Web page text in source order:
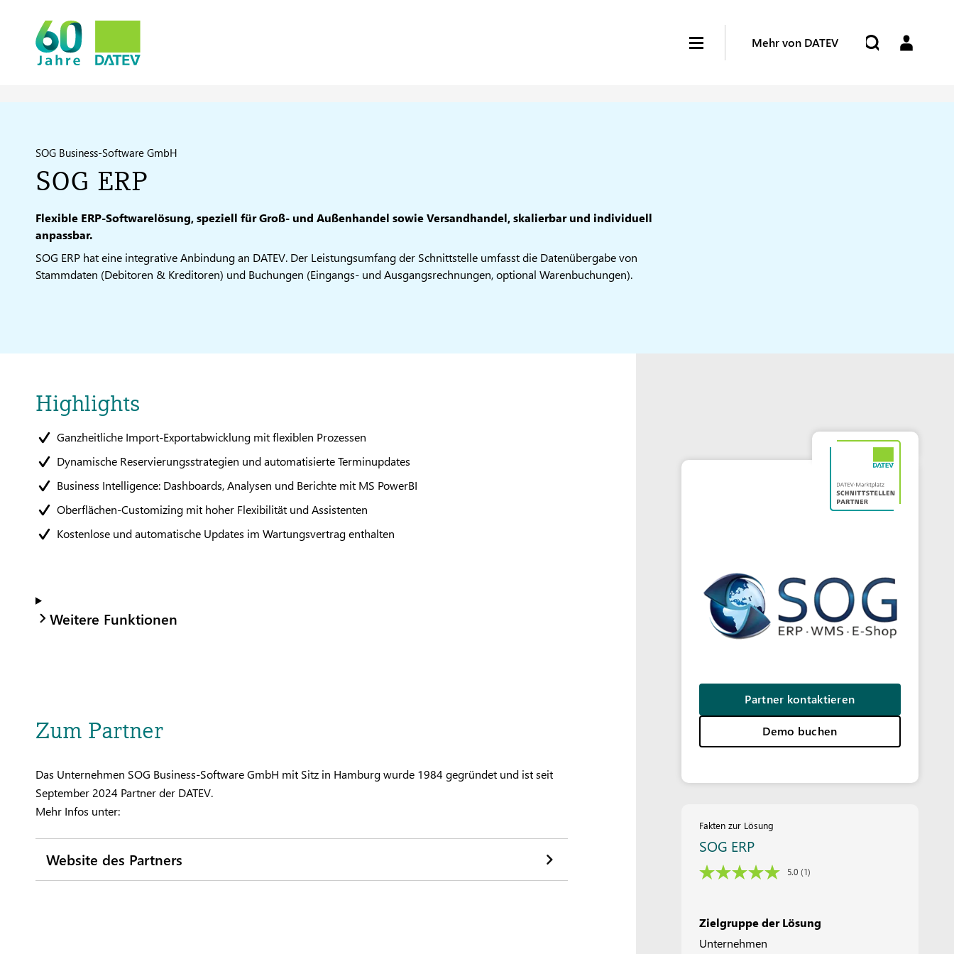
Mehr von DATEV
SOG Business-Software GmbH
SOG ERP
Flexible ERP-Softwarelösung, speziell für Groß- und Außenhandel sowie Versandhandel, skalierbar und individuell
anpassbar.
SOG ERP hat eine integrative Anbindung an DATEV. Der Leistungsumfang der Schnittstelle umfasst die Datenübergabe von
Stammdaten (Debitoren & Kreditoren) und Buchungen (Eingangs- und Ausgangsrechnungen, optional Warenbuchungen).
Highlights
Ganzheitliche Import-Exportabwicklung mit flexiblen Prozessen
Dynamische Reservierungsstrategien und automatisierte Terminupdates
Business Intelligence: Dashboards, Analysen und Berichte mit MS PowerBI
Oberflächen-Customizing mit hoher Flexibilität und Assistenten
Kostenlose und automatische Updates im Wartungsvertrag enthalten
Weitere Funktionen
Zum Partner
Das Unternehmen SOG Business-Software GmbH mit Sitz in Hamburg wurde 1984 gegründet und ist seit
September 2024 Partner der DATEV.
Mehr Infos unter:
Website des Partners
Partner kontaktieren
Demo buchen
Fakten zur Lösung
SOG ERP
5.0 (1)
Zielgruppe der Lösung
Unternehmen